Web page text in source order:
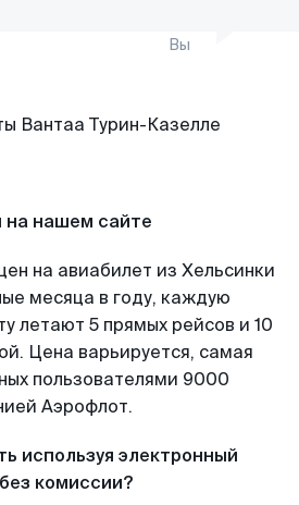
Вы
на нашем сайте
на авиабилет из Хельсинки
месяца в году, каждую
летают 5 прямых рейсов и 10
Цена варьируется, самая
пользователями 9000
Аэрофлот.
используя электронный
комиссии?